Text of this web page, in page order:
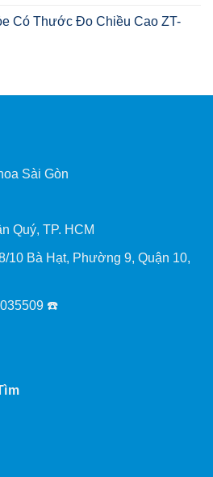
Có Thước Đo Chiều Cao ZT-
Sài Gòn
Quý, TP. HCM
10 Bà Hạt, Phường 9, Quận 10,
☎️